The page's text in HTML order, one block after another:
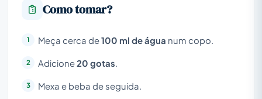
Como tomar?
Meça cerca de100 ml de água num copo.
Adicione20 gotas
Mexa e beba de seguida.